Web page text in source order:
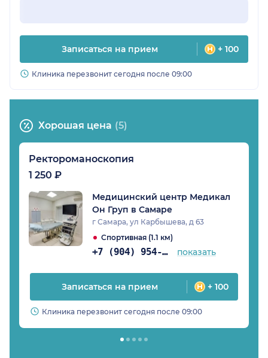
Записаться на прием + 100
Клиника перезвонит сегодня после 09:00
Хорошая цена (5)
Ректороманоскопия
1 250 ₽
Медицинский центр Медикал
Он Груп в Самаре
г Самара, ул Карбышева, д 63
Спортивная (1.1 км)
+7 (904) 954-21-39 показать
Записаться на прием + 100
Клиника перезвонит сегодня после 09:00